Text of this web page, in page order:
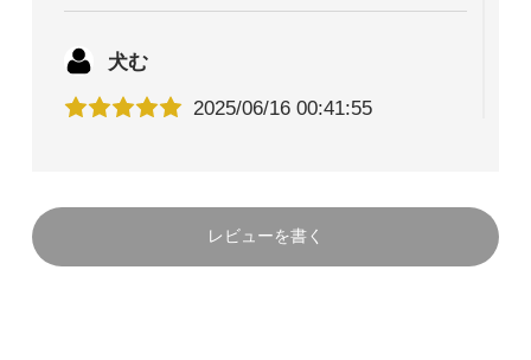
犬む
2025/06/16 00:41:55
されたい方には合うと思います。
レビューを書く